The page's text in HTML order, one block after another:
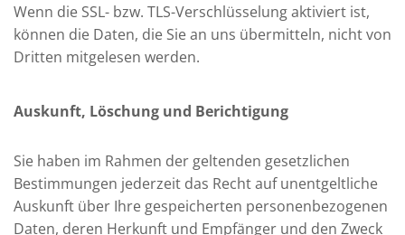
Wenn die SSL- bzw. TLS-Verschlüsselung aktiviert ist,
können die Daten, die Sie an uns übermitteln, nicht von
Dritten mitgelesen werden.
Auskunft, Löschung und Berichtigung
Sie haben im Rahmen der geltenden gesetzlichen
Bestimmungen jederzeit das Recht auf unentgeltliche
Auskunft über Ihre gespeicherten personenbezogenen
Daten, deren Herkunft und Empfänger und den Zweck